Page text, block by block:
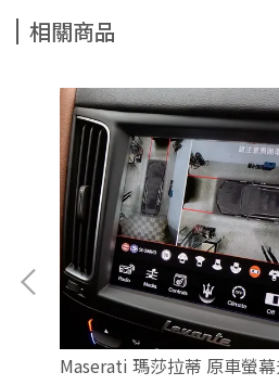
相關商品
Maserati 瑪莎拉蒂 原車螢